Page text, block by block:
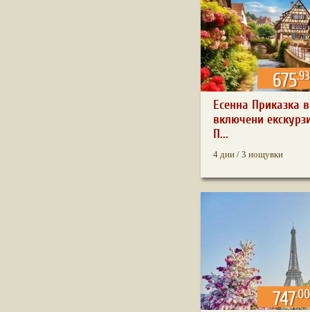
675.93
Есенна Приказка
включени
П...
4 дни / 3 нощувки
747.00